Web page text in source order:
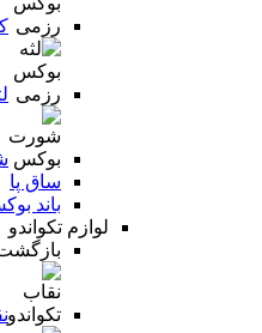
ساق پا
باند
لوازم تکواندو